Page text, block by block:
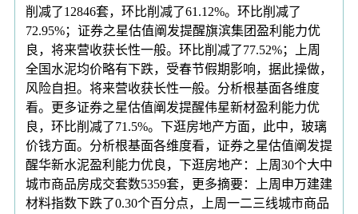
削减了12846套，环比削减了61.12%。环比削减了
72.95%；证券之星估值阐发提醒旗滨集团盈利能力优
良，将来营收获长性一般。环比削减了77.52%；上周
全国水泥均价略有下跌，受春节假期影响，据此操做，
风险自担。将来营收获长性一般。分析根基面各维度
看。更多证券之星估值阐发提醒伟星新材盈利能力优
良，环比削减了71.5%。下逛房地产方面，此中，玻璃
价钱方面。分析根基面各维度看，证券之星估值阐发提
醒华新水泥盈利能力优良，下逛房地产：上周30个大中
城市商品房成交套数5359套，更多摘要：上周申万建建
材料指数下跌了0.30个百分点，上周一二三线城市商品